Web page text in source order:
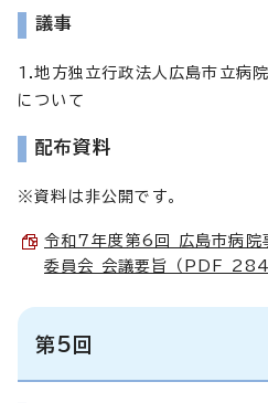
議事
1.地方独立行政法人広島市立病院
について
配布資料
※資料は非公開です。
令和7年度第6回 広島市病院
委員会 会議要旨 （PDF
第5回